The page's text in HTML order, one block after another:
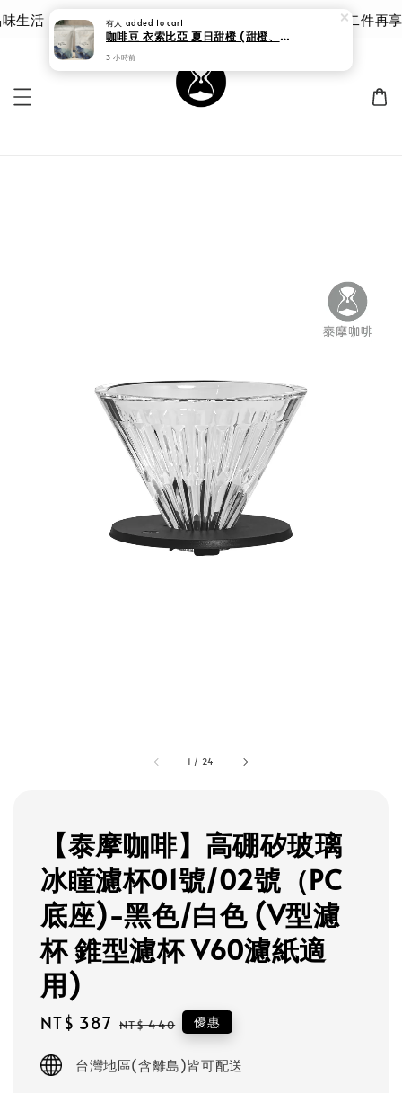
生活 | 泰摩 甘露品鑑杯 |限時 8 折｜優惠價 $785 第二件再享
1 / 24
【泰摩咖啡】高硼矽玻璃
冰瞳濾杯01號/02號（PC
底座)-黑色/白色 (V型濾
杯 錐型濾杯 V60濾紙適
用)
Sale
NT$ 387 Regular
NT$ 440 優惠
台灣地區(含離島)皆可配送